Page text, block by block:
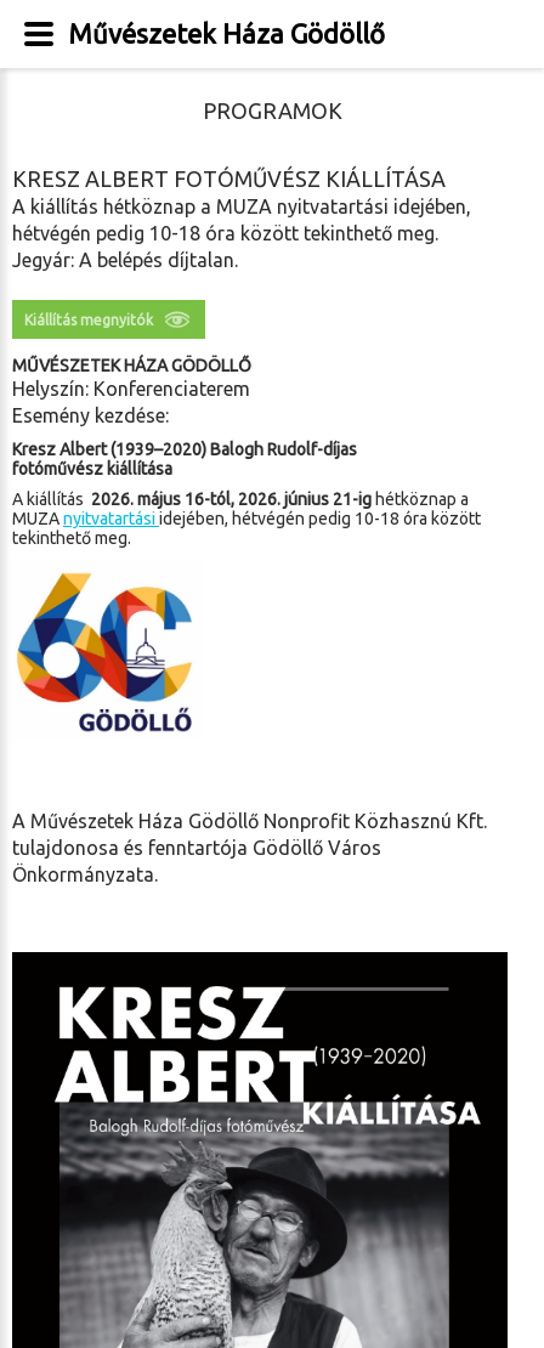
PROGRAMOK
KRESZ ALBERT FOTÓMŰVÉSZ KIÁLLÍTÁSA
A kiállítás hétköznap a MUZA nyitvatartási idejében,
hétvégén pedig 10-18 óra között tekinthető meg.
Jegyár: A belépés díjtalan.
Kiállítás megnyitók
MŰVÉSZETEK HÁZA GÖDÖLLŐ
Helyszín: Konferenciaterem
Esemény kezdése:
Kresz Albert (1939–2020) Balogh Rudolf-díjas
fotóművész kiállítása
A kiállítás 2026. május 16-tól, 2026. június 21-ig hétköznap a
MUZAnyitvatartásiidejében, hétvégén pedig 10-18 óra között
tekinthető meg.
A Művészetek Háza Gödöllő Nonprofit Közhasznú Kft.
tulajdonosa és fenntartója Gödöllő Város
Önkormányzata.
Művészetek Háza Gödöllő